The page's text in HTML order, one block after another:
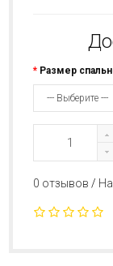
Размер
0 отзывов /